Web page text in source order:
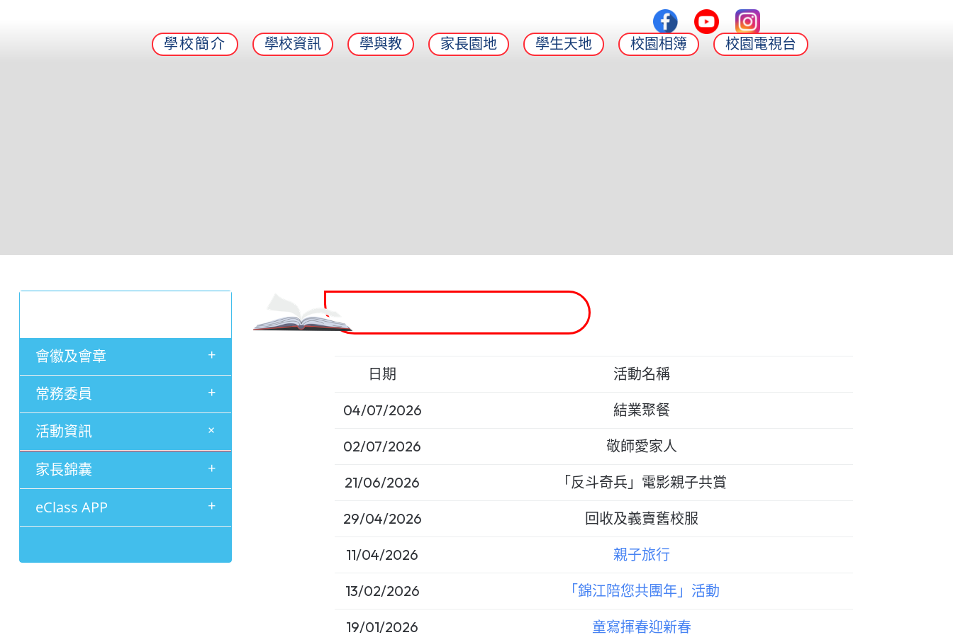
學校簡介 學校資訊 學與教 家長園地 學生天地 校園相簿 校園電視台
會徽及會章 +
常務委員 +
活動資訊 +
2025-26年度
2024-25年度
日期 活動名稱
04/07/2026 結業聚餐
02/07/2026 敬師愛家人
21/06/2026 「反斗奇兵」電影親子共賞
29/04/2026 回收及義賣舊校服
11/04/2026 親子旅行
13/02/2026 「錦江陪您共團年」活動
19/01/2026 童寫揮春迎新春